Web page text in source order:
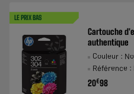
LE PRIX BAS
Cartouche
authentique
Couleur :
Référence :
20€98